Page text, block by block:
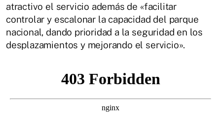
atractivo el servicio además de «facilitar
controlar y escalonar la capacidad del parque
nacional, dando prioridad a la seguridad en los
desplazamientos y mejorando el servicio».